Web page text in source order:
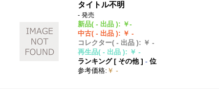
タイトル不明
- 発売
新品( - 出品 ): ￥-
中古( - 出品 ): ￥ -
コレクター( - 出品 ): ￥ -
再生品( - 出品 ): ￥ -
ランキング [ その他]- 位
参考価格: ￥ -